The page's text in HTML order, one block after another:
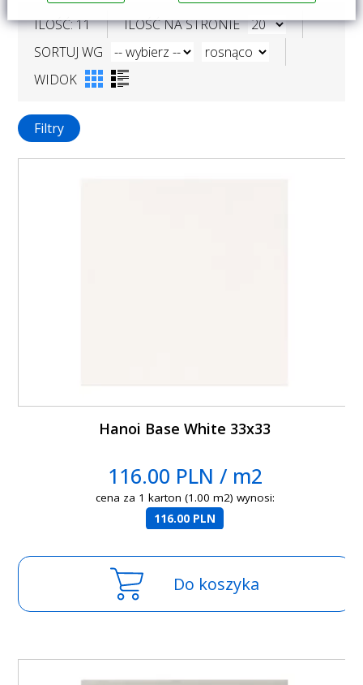
ILOŚĆ: 11
ILOŚĆ NA STRONIE
SORTUJ WG
WIDOK
Filtry
Hanoi Base White 33x33
116.00 PLN / m2
cena za 1 karton (1.00 m2) wynosi:
116.00 PLN
Do koszyka